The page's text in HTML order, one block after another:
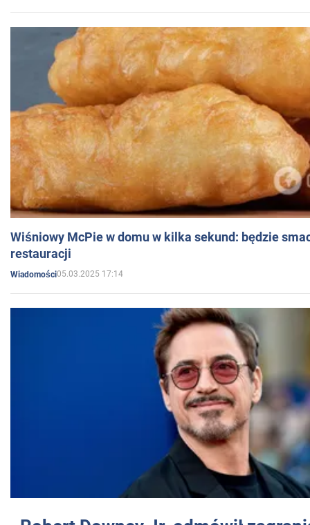
Wiśniowy McPie w domu w kilka sekund: będzie
restauracji
Wiadomości05.03.2025 17:14